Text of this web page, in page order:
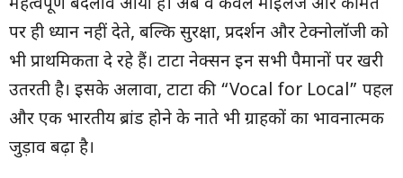
महत्वपूर्ण बदलाव आया है। अब वे केवल माइलेज और कीमत
पर ही ध्यान नहीं देते, बल्कि सुरक्षा, प्रदर्शन और टेक्नोलॉजी को
भी प्राथमिकता दे रहे हैं। टाटा नेक्सन इन सभी पैमानों पर खरी
उतरती है। इसके अलावा, टाटा की “Vocal for Local” पहल
और एक भारतीय ब्रांड होने के नाते भी ग्राहकों का भावनात्मक
जुड़ाव बढ़ा है।